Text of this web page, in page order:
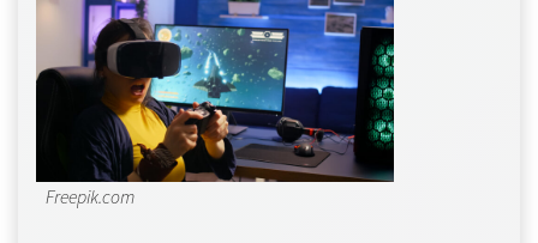
Freepik.com